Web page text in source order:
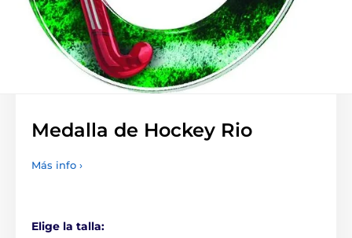
Medalla de Hockey Rio
Más info ›
Elige la talla: